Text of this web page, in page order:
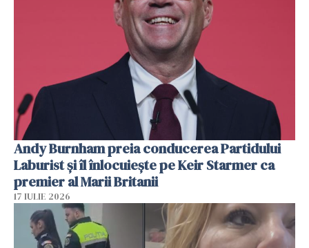
Andy Burnham preia conducerea Partidului
Laburist și îl înlocuiește pe Keir Starmer ca
premier al Marii Britanii
17 IULIE 2026